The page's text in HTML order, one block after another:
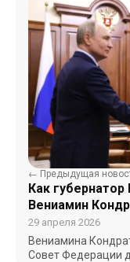
← Предыдущая
Как губернатор
Вениамин
29 апреля 2026
Вениамина
Совет Федерации